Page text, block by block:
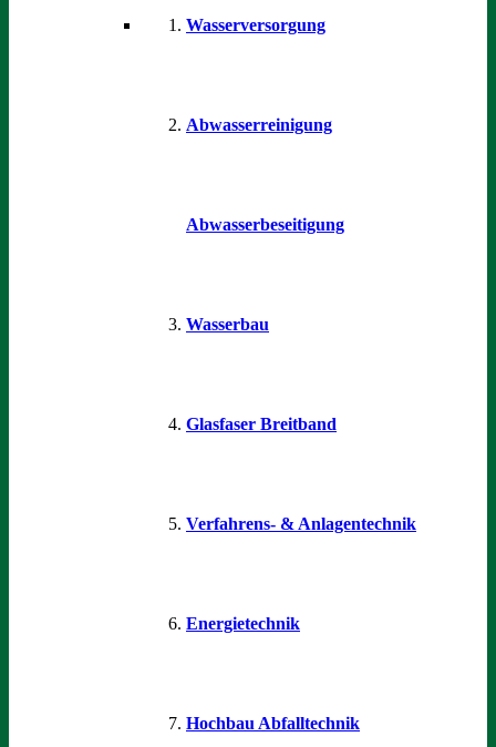
Wasserversorgung
Abwasserreinigung
Abwasserbeseitigung
Wasserbau
Glasfaser Breitband
Verfahrens- & Anlagentechnik
Energietechnik
Hochbau Abfalltechnik